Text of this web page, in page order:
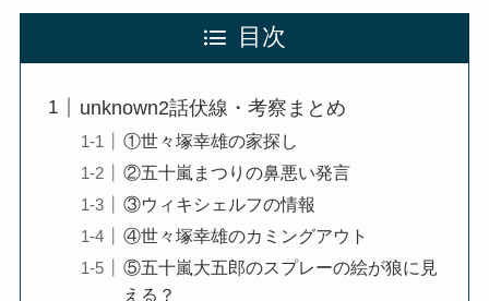
目次
unknown2話伏線・考察まとめ
①世々塚幸雄の家探し
②五十嵐まつりの鼻悪い発言
③ウィキシェルフの情報
④世々塚幸雄のカミングアウト
⑤五十嵐大五郎のスプレーの絵が狼に見
える？